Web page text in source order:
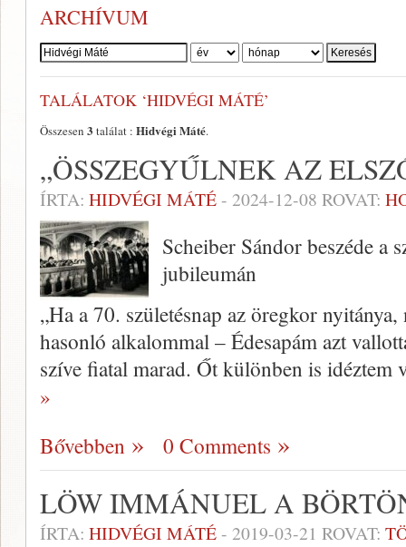
ARCHÍVUM
Szerző:
TALÁLATOK ‘HIDVÉGI MÁTÉ’
Összesen 3 találat : Hidvégi Máté.
„ÖSSZEGYŰLNEK AZ
ÍRTA: HIDVÉGI MÁTÉ- 2024-12-08 ROVAT:
Scheiber Sándor beszéde a
jubileumán
„Ha a 70. születésnap az öregkor
hasonló alkalommal – Édesapám azt
szíve fiatal marad. Őt különben is
»
Bővebben
0 Comments
LÖW IMMÁNUEL A
ÍRTA: HIDVÉGI MÁTÉ- 2019-03-21 ROVAT: